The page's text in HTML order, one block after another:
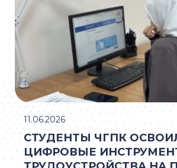
СТУДЕНТЫ ЧГПК
ЦИФРОВЫЕ
11.06.2026